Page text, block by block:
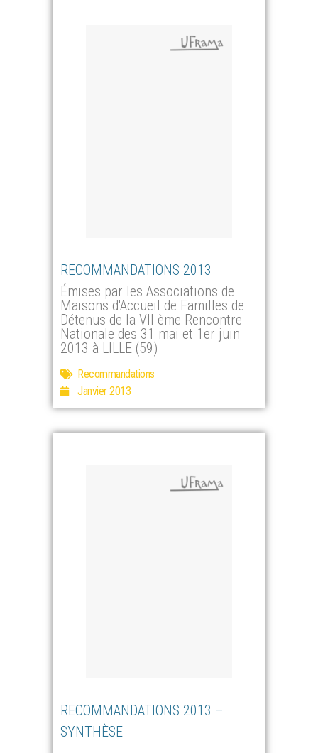
RECOMMANDATIONS 2013
Émises par les Associations de
Maisons d'Accueil de Familles de
Détenus de la VII ème Rencontre
Nationale des 31 mai et 1er juin
2013 à LILLE (59)
Recommandations
Janvier 2013
RECOMMANDATIONS 2013 –
SYNTHÈSE